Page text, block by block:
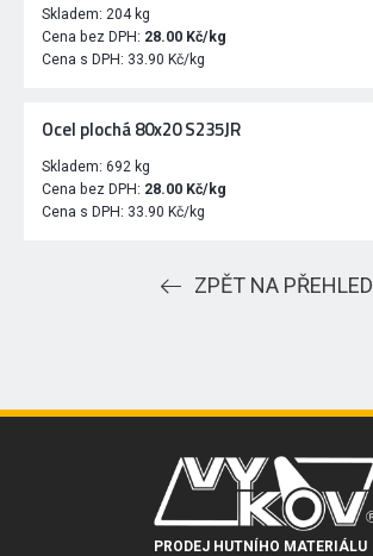
Skladem: 204 kg
Cena bez DPH: 28.00 Kč/kg
Cena s DPH: 33.90 Kč/kg
Ocel plochá 80x20 S235JR
Skladem: 692 kg
Cena bez DPH: 28.00 Kč/kg
Cena s DPH: 33.90 Kč/kg
ZPĚT NA PŘEHLED
PRODEJ HUTNÍHO MATERIÁLU